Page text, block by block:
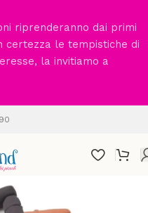
riprenderanno dai primi
certezza le tempistiche di
la invitiamo a